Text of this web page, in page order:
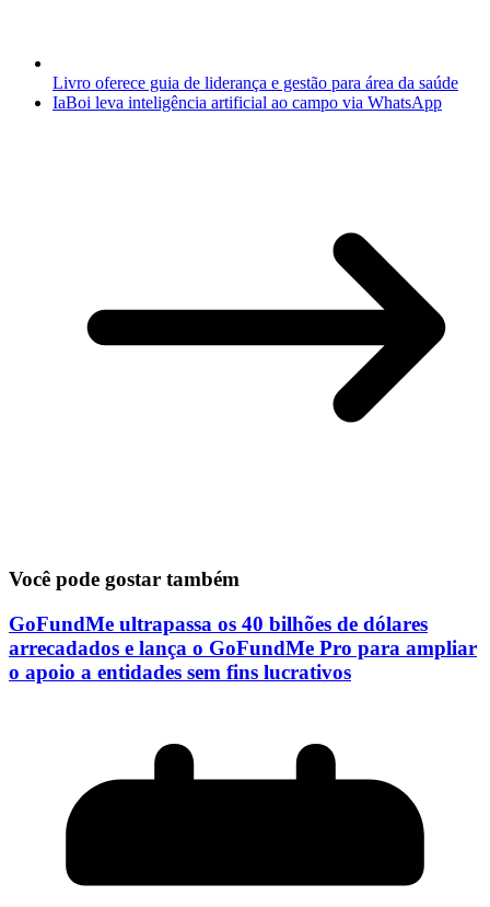
Livro oferece guia de liderança e gestão para área da saúde
IaBoi leva inteligência artificial ao campo via WhatsApp
Você pode gostar também
GoFundMe ultrapassa os 40 bilhões de dólares
arrecadados e lança o GoFundMe Pro para ampliar
o apoio a entidades sem fins lucrativos